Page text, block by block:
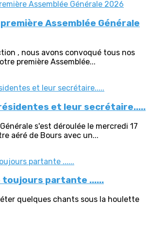
Assemblée Générale
, nous avons convoqué tous nos
première Assemblée...
et leur secrétaire.....
s'est déroulée le mercredi 17
aéré de Bours avec un...
toujours partante ......
quelques chants sous la houlette